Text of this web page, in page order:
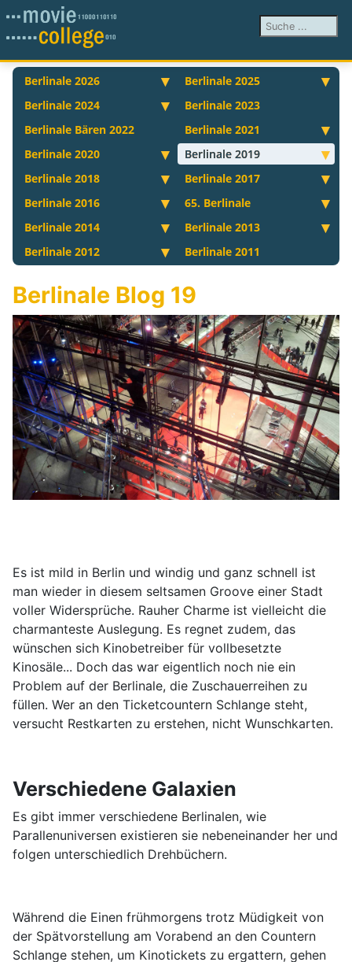
Suchen ...
Berlinale 2026
Berlinale 2025
Berlinale 2024
Berlinale 2023
Berlinale Bären 2022
Berlinale 2021
Berlinale 2020
Berlinale 2019
Berlinale 2018
Berlinale 2017
Berlinale 2016
65. Berlinale
Berlinale 2014
Berlinale 2013
Berlinale 2012
Berlinale 2011
Berlinale Blog 19
Es ist mild in Berlin und windig und ganz schnell ist
man wieder in diesem seltsamen Groove einer Stadt
voller Widersprüche. Rauher Charme ist vielleicht die
charmanteste Auslegung. Es regnet zudem, das
wünschen sich Kinobetreiber für vollbesetzte
Kinosäle... Doch das war eigentlich noch nie ein
Problem auf der Berlinale, die Zuschauerreihen zu
füllen. Wer an den Ticketcountern Schlange steht,
versucht Restkarten zu erstehen, nicht Wunschkarten.
Verschiedene Galaxien
Es gibt immer verschiedene Berlinalen, wie
Parallenuniversen existieren sie nebeneinander her und
folgen unterschiedlich Drehbüchern.
Während die Einen frühmorgens trotz Müdigkeit von
der Spätvorstellung am Vorabend an den Countern
Schlange stehen, um Kinotickets zu ergattern, gehen